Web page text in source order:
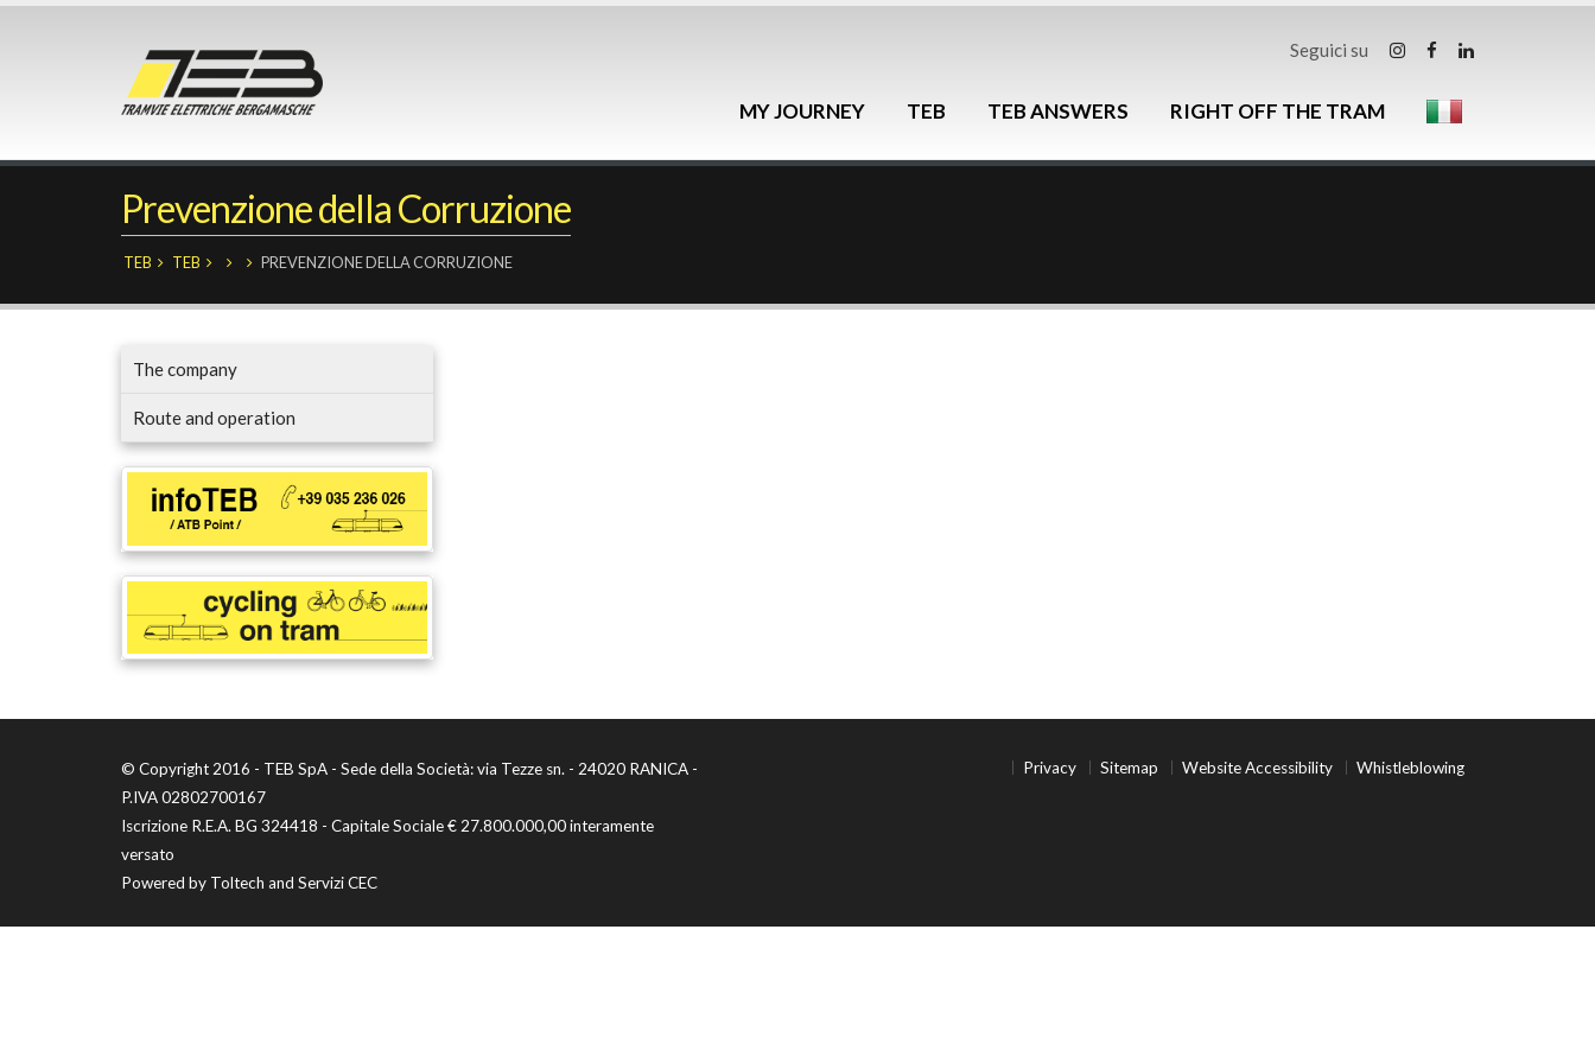
Seguici su
MY JOURNEY TEB TEB ANSWERS RIGHT OFF THE TRAM
Prevenzione della Corruzione
TEB TEB PREVENZIONE DELLA CORRUZIONE
The company
Route and operation
© Copyright 2016 - TEB SpA - Sede della Società: via Tezze sn. - 24020 RANICA -
P.IVA 02802700167
Iscrizione R.E.A. BG 324418 - Capitale Sociale € 27.800.000,00 interamente
versato
Powered by Toltech and Servizi CEC
Privacy Sitemap Website Accessibility Whistleblowing